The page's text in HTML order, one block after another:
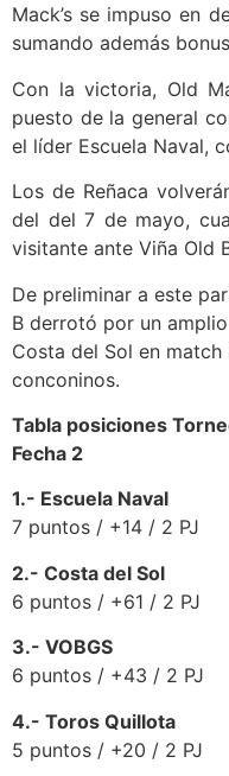
Mack’s se impuso en
sumando además
Con la victoria, Old
puesto de la general
el líder Escuela Naval,
Los de Reñaca
del del 7 de mayo,
visitante ante Viña Old
De preliminar a este
B derrotó por un
Costa del Sol en
conconinos.
Tabla posiciones
Fecha 2
1.- Escuela Naval
7 puntos / +14 / 2 PJ
2.- Costa del Sol
6 puntos / +61 / 2 PJ
3.- VOBGS
6 puntos / +43 / 2 PJ
4.- Toros Quillota
5 puntos / +20 / 2 PJ